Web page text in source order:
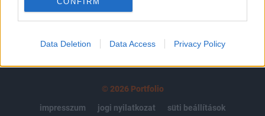
Data Deletion Data Access Privacy Policy
© 2026 Portfolio
impresszum
jogi nyilatkozat süti beállítások